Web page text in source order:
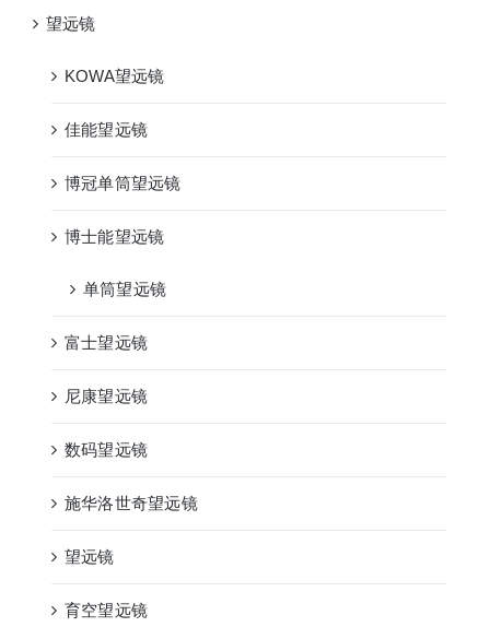
望远镜
KOWA望远镜
佳能望远镜
博冠单筒望远镜
博士能望远镜
单筒望远镜
富士望远镜
尼康望远镜
数码望远镜
施华洛世奇望远镜
望远镜
育空望远镜